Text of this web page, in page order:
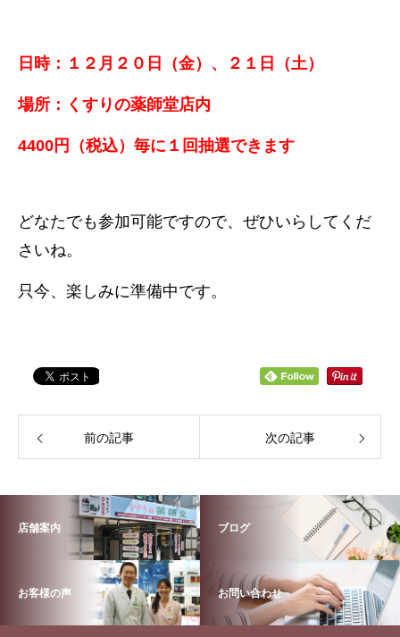
日時：１２月２０日（金）、２１日（土）
場所：くすりの薬師堂店内
4400円（税込）毎に１回抽選できます
どなたでも参加可能ですので、ぜひいらしてくだ
さいね。
只今、楽しみに準備中です。
前の記事 次の記事
店舗案内 ブログ
お客様の声 お問い合わせ